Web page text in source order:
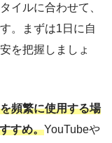
イルに合わせて、
。まずは1日に自
を把握しましょ
頻繁に使用する場
すめ。YouTubeや